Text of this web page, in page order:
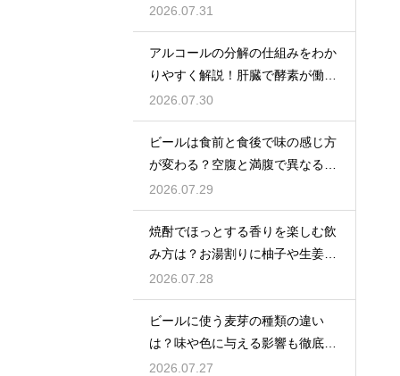
やかにする効果を解説
2026.07.31
アルコールの分解の仕組みをわか
りやすく解説！肝臓で酵素が働き
アセトアルデヒドに変化して無害
化
2026.07.30
ビールは食前と食後で味の感じ方
が変わる？空腹と満腹で異なる味
覚の感じ方を解説
2026.07.29
焼酎でほっとする香りを楽しむ飲
み方は？お湯割りに柚子や生姜を
加えてリラックス効果を実感
2026.07.28
ビールに使う麦芽の種類の違い
は？味や色に与える影響も徹底解
説
2026.07.27